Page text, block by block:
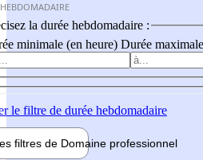
la durée hebdomadaire :
minimale (en heure) Durée
le filtre de durée hebdomadaire
filtres de Domaine professionnel